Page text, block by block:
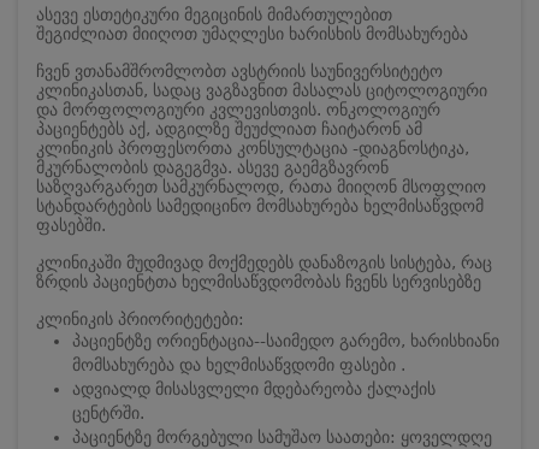
ასევე ესთეტიკური მეგიცინის მიმართულებით
შეგიძლიათ მიიღოთ უმაღლესი ხარისხის მომსახურება
ჩვენ ვთანამშრომლობთ ავსტრიის საუნივერსიტეტო
კლინიკასთან, სადაც ვაგზავნით მასალას ციტოლოგიური
და მორფოლოგიური კვლევისთვის. ონკოლოგიურ
პაციენტებს აქ, ადგილზე შეუძლიათ ჩაიტარონ ამ
კლინიკის პროფესორთა კონსულტაცია -დიაგნოსტიკა,
მკურნალობის დაგეგმვა. ასევე გაემგზავრონ
საზღვარგარეთ სამკურნალოდ, რათა მიიღონ მსოფლიო
სტანდარტების სამედიცინო მომსახურება ხელმისაწვდომ
ფასებში.
კლინიკაში მუდმივად მოქმედებს დანაზოგის სისტება, რაც
ზრდის პაციენტთა ხელმისაწვდომობას ჩვენს სერვისებზე
კლინიკის პრიორიტეტები:
პაციენტზე ორიენტაცია--საიმედო გარემო, ხარისხიანი
მომსახურება და ხელმისაწვდომი ფასები .
ადვიალდ მისასვლელი მდებარეობა ქალაქის
ცენტრში.
პაციენტზე მორგებული სამუშაო საათები: ყოველდღე